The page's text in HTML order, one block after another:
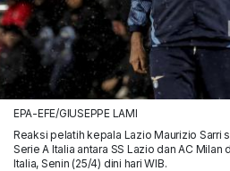
EPA-EFE/GIUSEPPE LAMI
Reaksi pelatih kepala Lazio Maurizio Sarri
Serie A Italia antara SS Lazio dan AC
Italia, Senin (25/4) dini hari WIB.